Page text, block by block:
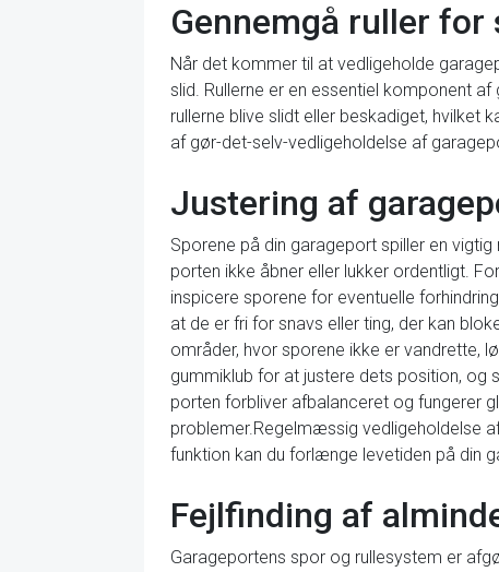
Gennemgå ruller for
Når det kommer til at vedligeholde
slid. Rullerne er en essentiel komponent
rullerne blive slidt eller beskadiget, hvilket
af gør-det-selv-vedligeholdelse af
Justering af
Sporene på din garageport spiller en
porten ikke åbner eller lukker ordentligt.
inspicere sporene for eventuelle
at de er fri for snavs eller ting, der kan
områder, hvor sporene ikke er vandrette,
gummiklub for at justere dets position, og
porten forbliver afbalanceret og fungerer
problemer.Regelmæssig vedligeholdelse
funktion kan du forlænge levetiden på din
Fejlfinding af
Garageportens spor og rullesystem er